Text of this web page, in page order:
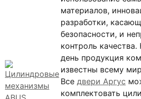
материалов,
разработки,
безопасности, и
контроль
день продукция
известны всему
Все двери Аргус
комплектовать